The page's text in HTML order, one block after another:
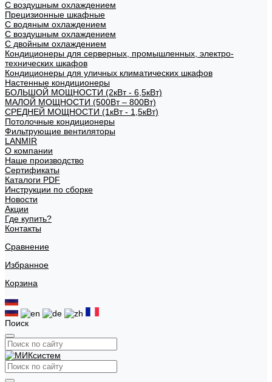
С воздушным охлаждением
Прецизионные шкафные
С водяным охлаждением
С воздушным охлаждением
С двойным охлаждением
Кондиционеры для серверных, промышленных, электро-
технических шкафов
Кондиционеры для уличных климатических шкафов
Настенные кондиционеры
БОЛЬШОЙ МОЩНОСТИ (2кВт - 6,5кВт)
МАЛОЙ МОЩНОСТИ (500Вт – 800Вт)
СРЕДНЕЙ МОЩНОСТИ (1кВт - 1,5кВт)
Потолочные кондиционеры
Фильтрующие вентиляторы
LANMIR
О компании
Наше производство
Сертификаты
Каталоги PDF
Инструкции по сборке
Новости
Акции
Где купить?
Контакты
Сравнение
Избранное
Корзина
Поиск